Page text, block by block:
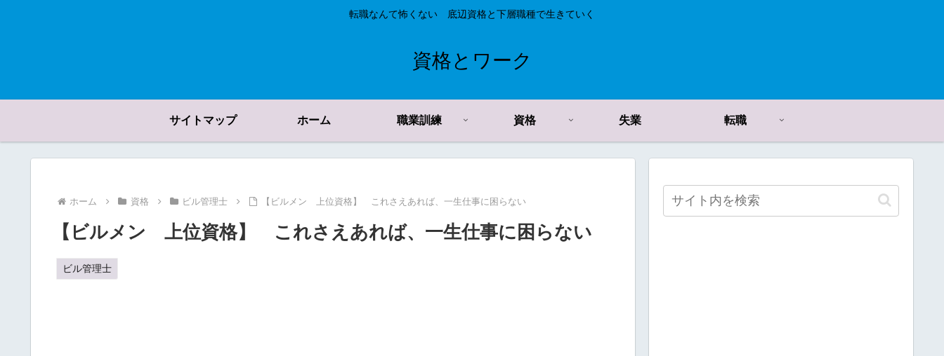
転職なんて怖くない 底辺資格と下層職種で生きていく
資格とワーク
サイトマップ ホーム 職業訓練 資格 失業 転職
ホーム 資格 ビル管理士 【ビルメン 上位資格】 これさえあれば、一生仕事に困らない
【ビルメン 上位資格】 これさえあれば、一生仕事に困らない
ビル管理士